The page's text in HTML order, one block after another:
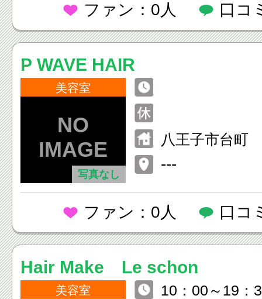
ファン：0人 口コ
P WAVE HAIR
美容室
写真なし
八王子市台町
---
ファン：0人 口コ
Hair Make Le schon
美容室
10：00～19：